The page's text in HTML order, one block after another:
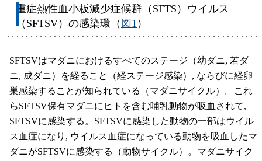
重症熱性血小板減少症候群（SFTS）ウイルス
（SFTSV）の感染環（ 図1 ）
SFTSVはマダニにおけるすべてのステージ（幼ダニ, 若ダ
ニ, 成ダニ）を経ること（経ステージ感染）, ならびに経卵
巣感染することが知られている（マダニサイクル）。これ
らSFTSV保有マダニにヒトを含む哺乳動物が吸血されて,
SFTSVに感染する。SFTSVに感染した動物の一部はウイル
ス血症になり, ウイルス血症になっている動物を吸血したマ
ダニがSFTSVに感染する（動物サイクル）。マダニサイク